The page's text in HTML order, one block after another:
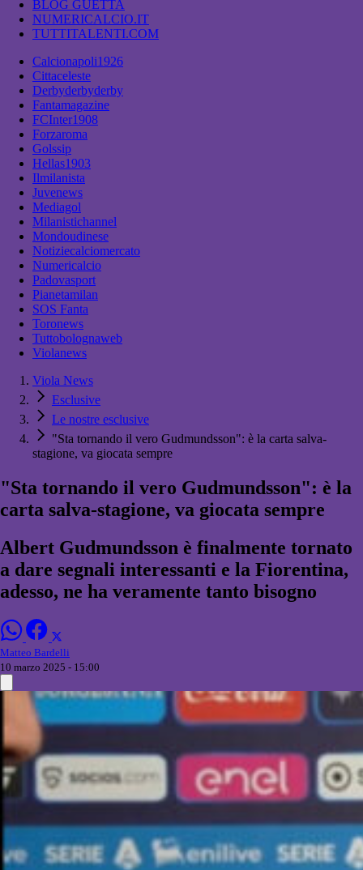
BLOG GUETTA
NUMERICALCIO.IT
TUTTITALENTI.COM
Calcionapoli1926
Cittaceleste
Derbyderbyderby
Fantamagazine
FCInter1908
Forzaroma
Golssip
Hellas1903
Ilmilanista
Juvenews
Mediagol
Milanistichannel
Mondoudinese
Notiziecalciomercato
Numericalcio
Padovasport
Pianetamilan
SOS Fanta
Toronews
Tuttobolognaweb
Violanews
Viola News
Esclusive
Le nostre esclusive
"Sta tornando il vero Gudmundsson": è la carta salva-
stagione, va giocata sempre
"Sta tornando il vero Gudmundsson": è la
carta salva-stagione, va giocata sempre
Albert Gudmundsson è finalmente tornato
a dare segnali interessanti e la Fiorentina,
adesso, ne ha veramente tanto bisogno
Matteo Bardelli
10 marzo 2025 - 15:00